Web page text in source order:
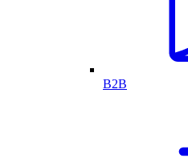
B2B